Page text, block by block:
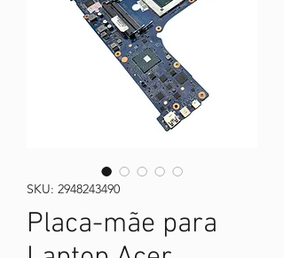
SKU: 2948243490
Placa-mãe para